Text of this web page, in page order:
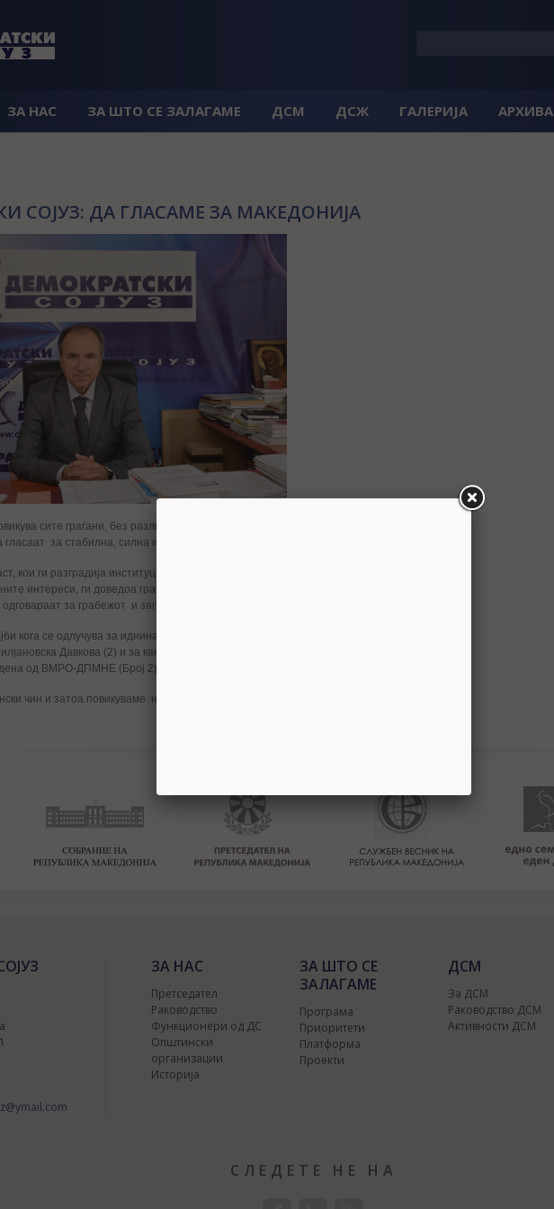
ЗА НАС ЗА ШТО СЕ ЗАЛАГАМЕ ДСМ ДСЖ ГАЛЕРИЈА АРХИВА
СОЈУЗ: ДА ГЛАСАМЕ ЗА МАКЕДОНИЈА
сите граѓани, без разлика на етничка, верска или политичка припадност, да
за стабилна, силна и унитарна Македонија.
кои ги разградија институциите, ја криминализираа државата, ги загрозија
интереси, ги доведоа граѓаните во очај и предизвикаа масовно иселување, треба да
за грабежот и загрозувањето на опстанокот на државата.
кога се одлучува за иднината на Македонија, Ве повикуваме на масовно гласање за
Давкова (2) и за кандидатите за пратеници на Коалицијата ТВОЈА
од ВМРО-ДПМНЕ (Број 2).
чин и затоа повикуваме на разумно и одговорно однесување и гласање.
ЗА НАС
Претседател
Раководство
Функционери од ДС
Општински
организации
Историја
ЗА ШТО СЕ
ЗАЛАГАМЕ
Програма
Приоритети
Платформа
Проекти
ДСМ
За ДСМ
Раководство ДСМ
Активности ДСМ
СЛЕДЕТЕ НЕ НА